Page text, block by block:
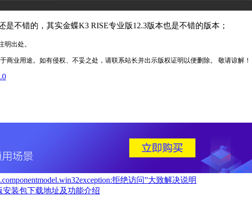
不错的，其实金蝶K3 RISE专业版12.3版本也是不错的版本；
出处。
业用途。如有侵权、不妥之处，请联系站长并出示版权证明以便删除。 敬请谅解
拒绝访问”大致解决说明
安装包下载地址及功能介绍